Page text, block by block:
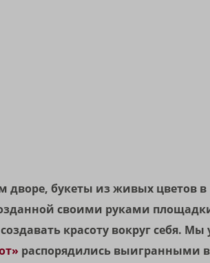
дворе, букеты из живых цветов в
своими руками
красоту вокруг себя. Мы
распорядились выигранными в